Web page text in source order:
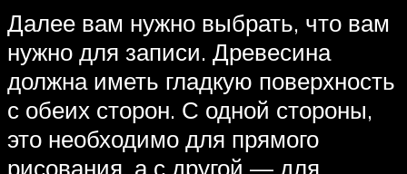
Далее вам нужно выбрать, что вам
нужно для записи. Древесина
должна иметь гладкую поверхность
с обеих сторон. С одной стороны,
это необходимо для прямого
рисования, а с другой — для